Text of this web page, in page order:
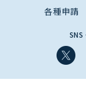
各種申請